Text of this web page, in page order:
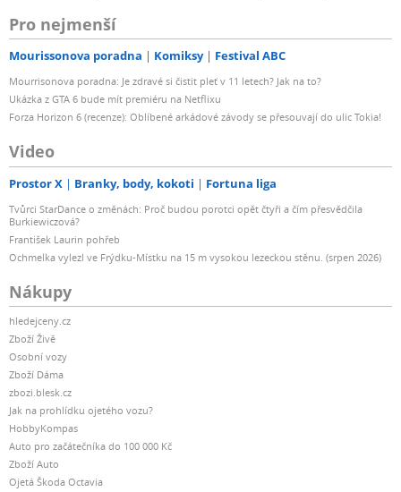
Pro nejmenší
Mourissonova poradna Komiksy Festival ABC
Mourrisonova poradna: Je zdravé si čistit pleť v 11 letech? Jak na to?
Ukázka z GTA 6 bude mít premiéru na Netflixu
Forza Horizon 6 (recenze): Oblíbené arkádové závody se přesouvají do ulic Tokia!
Video
Prostor X Branky, body, kokoti Fortuna liga
Tvůrci StarDance o změnách: Proč budou porotci opět čtyři a čím přesvědčila
Burkiewiczová?
František Laurin pohřeb
Ochmelka vylezl ve Frýdku-Místku na 15 m vysokou lezeckou stěnu. (srpen 2026)
Nákupy
hledejceny.cz
Zboží Živě
Osobní vozy
Zboží Dáma
zbozi.blesk.cz
Jak na prohlídku ojetého vozu?
HobbyKompas
Auto pro začátečníka do 100 000 Kč
Zboží Auto
Ojetá Škoda Octavia